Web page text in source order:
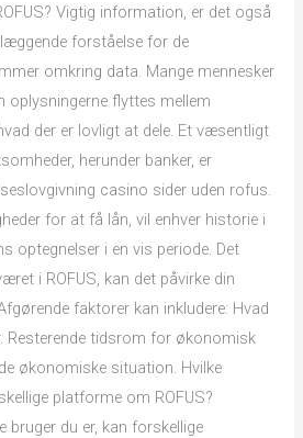
Vigtig information, er det også
forståelse for de
omkring data. Mange mennesker
oplysningerne flyttes mellem
der er lovligt at dele. Et væsentligt
herunder banker, er
casino sider uden rofus.
for at få lån, vil enhver historie i
optegnelser i en vis periode. Det
i ROFUS, kan det påvirke din
faktorer kan inkludere: Hvad
Resterende tidsrom for økonomisk
økonomiske situation. Hvilke
platforme om ROFUS?
bruger du er, kan forskellige